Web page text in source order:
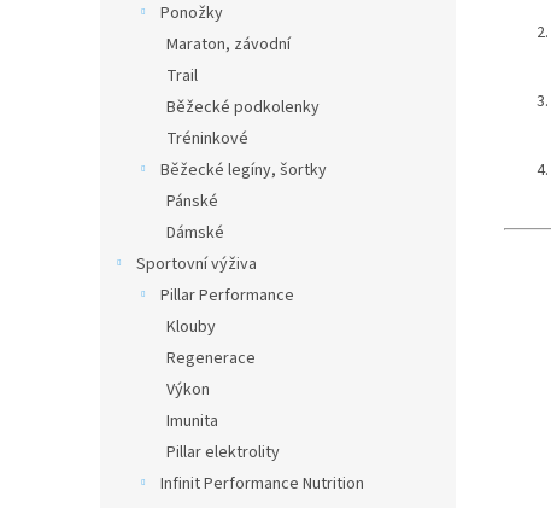
Ponožky
Maraton, závodní
Trail
Běžecké podkolenky
Tréninkové
Běžecké legíny, šortky
Pánské
Dámské
Sportovní výživa
Pillar Performance
Klouby
Regenerace
Výkon
Imunita
Pillar elektrolity
Infinit Performance Nutrition